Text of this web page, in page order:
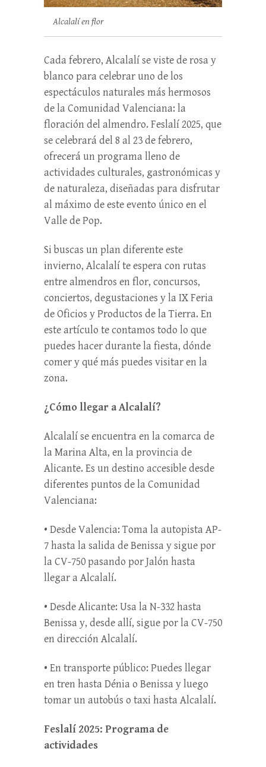
Alcalalí en flor
Cada febrero, Alcalalí se viste de rosa y
blanco para celebrar uno de los
espectáculos naturales más hermosos
de la Comunidad Valenciana: la
floración del almendro. Feslalí 2025, que
se celebrará del 8 al 23 de febrero,
ofrecerá un programa lleno de
actividades culturales, gastronómicas y
de naturaleza, diseñadas para disfrutar
al máximo de este evento único en el
Valle de Pop.
Si buscas un plan diferente este
invierno, Alcalalí te espera con rutas
entre almendros en flor, concursos,
conciertos, degustaciones y la IX Feria
de Oficios y Productos de la Tierra. En
este artículo te contamos todo lo que
puedes hacer durante la fiesta, dónde
comer y qué más puedes visitar en la
zona.
¿Cómo llegar a Alcalalí?
Alcalalí se encuentra en la comarca de
la Marina Alta, en la provincia de
Alicante. Es un destino accesible desde
diferentes puntos de la Comunidad
Valenciana:
• Desde Valencia: Toma la autopista AP-
7 hasta la salida de Benissa y sigue por
la CV-750 pasando por Jalón hasta
llegar a Alcalalí.
• Desde Alicante: Usa la N-332 hasta
Benissa y, desde allí, sigue por la CV-750
en dirección Alcalalí.
• En transporte público: Puedes llegar
en tren hasta Dénia o Benissa y luego
tomar un autobús o taxi hasta Alcalalí.
Feslalí 2025: Programa de
actividades